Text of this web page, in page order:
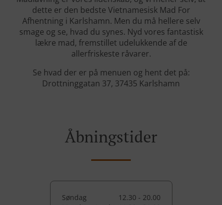
dette er den bedste Vietnamesisk Mad For
Afhentning i Karlshamn. Men du må hellere selv
smage og se, hvad du synes. Nyd vores fantastisk
lækre mad, fremstillet udelukkende af de
allerfriskeste råvarer.
Se hvad der er på menuen og hent det på:
Drottninggatan 37, 37435 Karlshamn
Åbningstider
Søndag
12.30 - 20.00